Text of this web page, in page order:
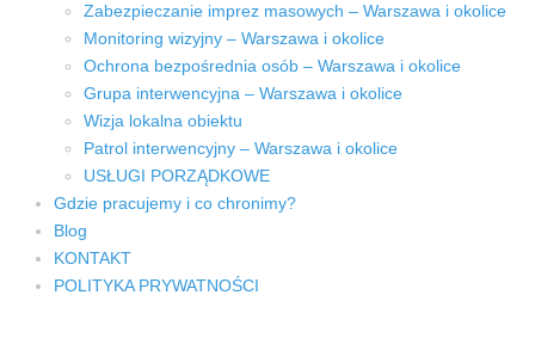
Zabezpieczanie imprez masowych – Warszawa i okolice
Monitoring wizyjny – Warszawa i okolice
Ochrona bezpośrednia osób – Warszawa i okolice
Grupa interwencyjna – Warszawa i okolice
Wizja lokalna obiektu
Patrol interwencyjny – Warszawa i okolice
USŁUGI PORZĄDKOWE
Gdzie pracujemy i co chronimy?
Blog
KONTAKT
POLITYKA PRYWATNOŚCI